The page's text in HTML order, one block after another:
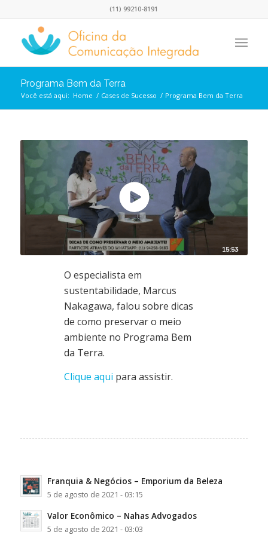
(11) 99210-8191
Programa Bem da Terra
Você está aqui: Home / Cases de Sucesso / Programa Bem da Terra
O especialista em
sustentabilidade, Marcus
Nakagawa, falou sobre dicas
de como preservar o meio
ambiente no Programa Bem
da Terra.
Clique aqui para assistir.
Franquia & Negócios – Emporium da Beleza
5 de agosto de 2021 - 03:15
Valor Econômico – Nahas Advogados
5 de agosto de 2021 - 03:03